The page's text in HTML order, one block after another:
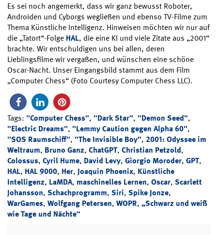
Es sei noch angemerkt, dass wir ganz bewusst Roboter,
Androiden und Cyborgs wegließen und ebenso TV-Filme zum
Thema Künstliche Intelligenz. Hinweisen möchten wir nur auf
die „Tatort“-Folge HAL, die eine KI und viele Zitate aus „2001“
brachte. Wir entschuldigen uns bei allen, deren
Lieblingsfilme wir vergaßen, und wünschen eine schöne
Oscar-Nacht. Unser Eingangsbild stammt aus dem Film
„Computer Chess“ (Foto Courtesy Computer Chess LLC).
Tags: "Computer Chess", "Dark Star", "Demon Seed",
"Electric Dreams", "Lemmy Caution gegen Alpha 60",
"SOS Raumschiff", "The Invisible Boy", 2001: Odyssee im
Weltraum, Bruno Ganz, ChatGPT, Christian Petzold,
Colossus, Cyril Hume, David Levy, Giorgio Moroder, GPT,
HAL, HAL 9000, Her, Joaquin Phoenix, Künstliche
Intelligenz, LaMDA, maschinelles Lernen, Oscar, Scarlett
Johansson, Schachprogramm, Siri, Spike Jonze,
WarGames, Wolfgang Petersen, WOPR, „Schwarz und weiß
wie Tage und Nächte“